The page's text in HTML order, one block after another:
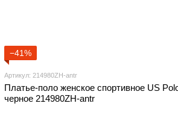
−41%
Артикул: 214980ZH-antr
Платье-поло женское спортивное US
черное 214980ZH-antr